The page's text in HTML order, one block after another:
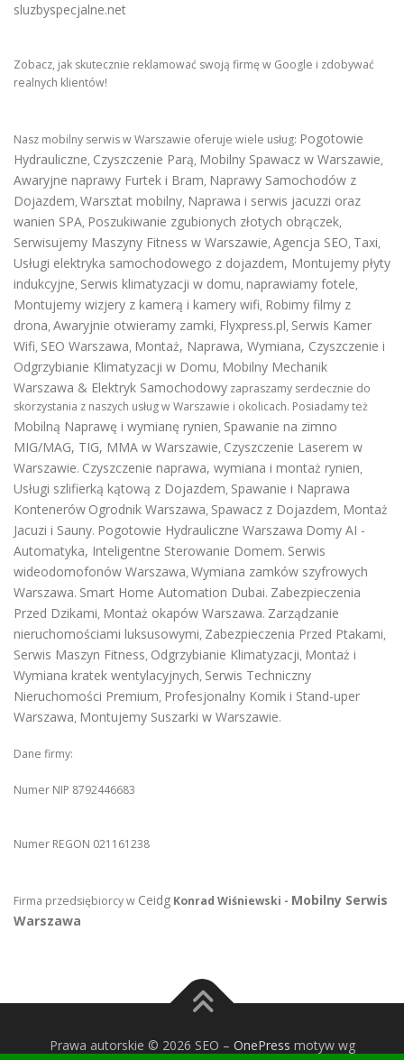
sluzbyspecjalne.net
Zobacz, jak skutecznie reklamować swoją firmę w Google i zdobywać
realnych klientów!
Nasz mobilny serwis w Warszawie oferuje wiele usług: Pogotowie
Hydrauliczne, Czyszczenie Parą, Mobilny Spawacz w Warszawie,
Awaryjne naprawy Furtek i Bram, Naprawy Samochodów z
Dojazdem, Warsztat mobilny, Naprawa i serwis jacuzzi oraz
wanien SPA, Poszukiwanie zgubionych złotych obrączek,
Serwisujemy Maszyny Fitness w Warszawie, Agencja SEO, Taxi,
Usługi elektryka samochodowego z dojazdem, Montujemy płyty
indukcyjne, Serwis klimatyzacji w domu, naprawiamy fotele,
Montujemy wizjery z kamerą i kamery wifi, Robimy filmy z
drona, Awaryjnie otwieramy zamki, Flyxpress.pl, Serwis Kamer
Wifi, SEO Warszawa, Montaż, Naprawa, Wymiana, Czyszczenie i
Odgrzybianie Klimatyzacji w Domu, Mobilny Mechanik
Warszawa & Elektryk Samochodowy zapraszamy serdecznie do
skorzystania z naszych usług w Warszawie i okolicach. Posiadamy też
Mobilną Naprawę i wymianę rynien, Spawanie na zimno
MIG/MAG, TIG, MMA w Warszawie, Czyszczenie Laserem w
Warszawie. Czyszczenie naprawa, wymiana i montaż rynien,
Usługi szlifierką kątową z Dojazdem, Spawanie i Naprawa
Kontenerów Ogrodnik Warszawa, Spawacz z Dojazdem, Montaż
Jacuzi i Sauny. Pogotowie Hydrauliczne Warszawa Domy AI -
Automatyka, Inteligentne Sterowanie Domem. Serwis
wideodomofonów Warszawa, Wymiana zamków szyfrowych
Warszawa. Smart Home Automation Dubai. Zabezpieczenia
Przed Dzikami, Montaż okapów Warszawa. Zarządzanie
nieruchomościami luksusowymi, Zabezpieczenia Przed Ptakami,
Serwis Maszyn Fitness, Odgrzybianie Klimatyzacji, Montaż i
Wymiana kratek wentylacyjnych, Serwis Techniczny
Nieruchomości Premium, Profesjonalny Komik i Stand-uper
Warszawa, Montujemy Suszarki w Warszawie.
Dane firmy:
Numer NIP 8792446683
Numer REGON 021161238
Firma przedsiębiorcy w Ceidg Konrad Wiśniewski - Mobilny Serwis
Warszawa
Prawa autorskie © 2026 SEO – OnePress motyw wg